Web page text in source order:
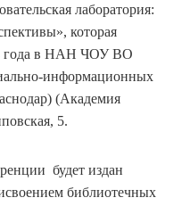
лаборатория:
которая
года в НАН ЧОУ ВО
информационных
(Академия
5.
будет издан
библиотечных